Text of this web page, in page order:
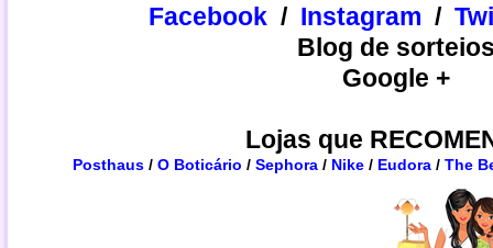
Facebook / Instagram /
Blog de
Google +
Lojas que
Posthaus /O Boticário / Sephora / Nike / Eudora /The